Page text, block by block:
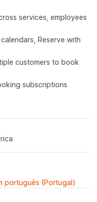
services, employees
Reserve with
customers to book
subscriptions
português (Portugal)